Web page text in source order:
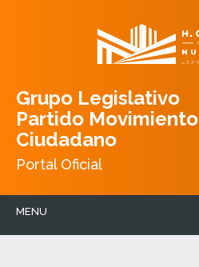
Grupo Legislativo
Partido Movimiento
Ciudadano
Portal Oficial
MENU